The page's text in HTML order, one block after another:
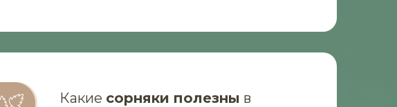
Какие сорняки полезны в